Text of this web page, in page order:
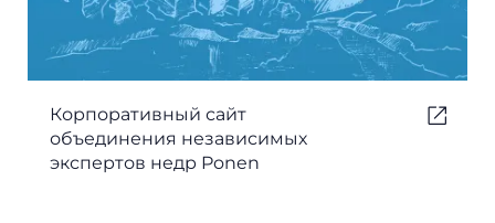
Корпоративный сайт
объединения независимых
экспертов недр Ponen